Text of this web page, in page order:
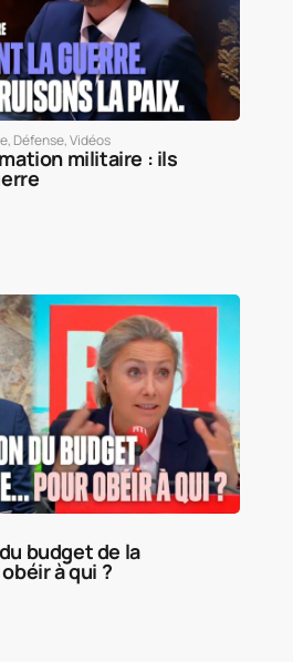
, Défense,Vidéos
militaire : ils
budget de la
à qui ?